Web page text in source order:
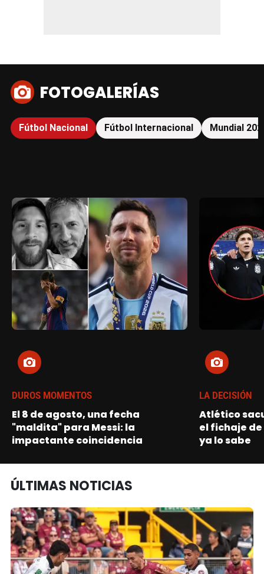
FOTOGALERÍAS
Fútbol Nacional Fútbol Internacional Mundial
DUROS MOMENTOS
El 8 de agosto, una fecha
"maldita" para Messi: la
impactante coincidencia
LA DECISIÓN
Atlético
el fichaje
ya lo sabe
ÚLTIMAS NOTICIAS